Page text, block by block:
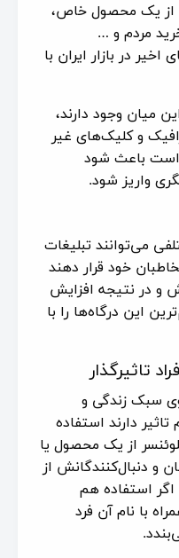
از یک محصول خاص،
مردم و …
در بازار ایران با
میان وجود دارند،
و کلیک‌های غیر
است باعث شود
واریز شود.
می‌توانند تبلیغات
خود قرار دهند
و در نتیجه افزایش
این درگاه‌ها را با
سبک زندگی و
دارند استفاده
از یک محصول یا
و دنبال‌کنندگانش از
اگر استفاده هم
با نام آن فرد